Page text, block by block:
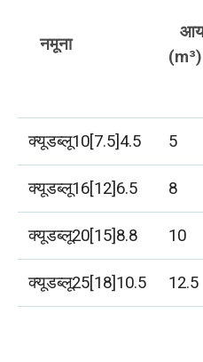
नमूना
(m³)
क्यूडब्लू10[7.5]4.5 5
क्यूडब्लू16[12]6.5
8
क्यूडब्लू20[15]8.8
10
क्यूडब्लू25[18]10.5
12.5